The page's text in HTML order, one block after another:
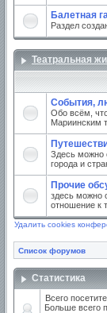
Балетная
Раздел
Театральная
События,
Обо всём,
Мариинским
Здесь можно
города и
Прочие
здесь можно
отношение к
Удалить cookies
Список форумов
Статистика
Всего
Больше всего